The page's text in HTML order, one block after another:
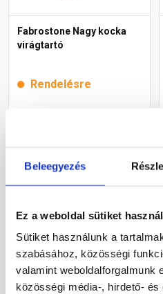
Beleegyezés
Ez a weboldal sütiket használ
Sütiket használunk a
szabásához, közösségi
valamint weboldalforgalmunk
közösségi média-, hirdető-
Fabrostone Nagy kocka
virágtartó
Rendelésre
Megnézem